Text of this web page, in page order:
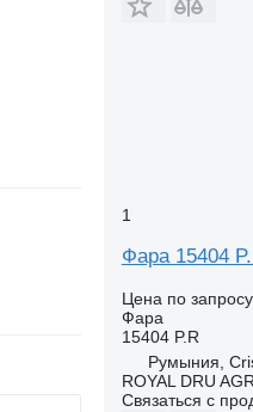
1
Фара 15404
Цена по запросу
Фара
15404 P.R
Румыния,
ROYAL DRU
Связаться с